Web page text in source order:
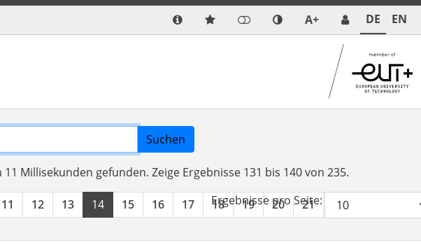
A+ DE EN
Suchen
11 Millisekunden gefunden. Zeige Ergebnisse 131 bis 140 von 235.
11 12 13 14 15 16 17 18 19 20 21 22
Ergebnisse pro Seite: